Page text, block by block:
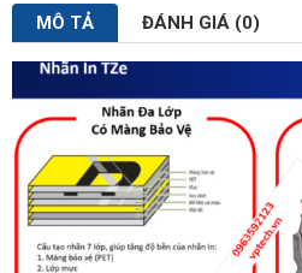
MÔ TẢ ĐÁNH GIÁ (0)